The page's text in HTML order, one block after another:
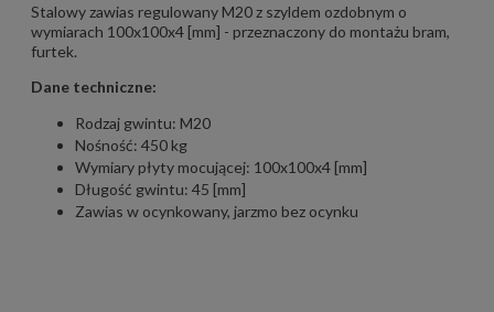
Stalowy zawias regulowany M20 z szyldem ozdobnym o
wymiarach 100x100x4 [mm] - przeznaczony do montażu bram,
furtek.
Dane techniczne:
Rodzaj gwintu: M20
Nośność: 450 kg
Wymiary płyty mocującej: 100x100x4 [mm]
Długość gwintu: 45 [mm]
Zawias w ocynkowany, jarzmo bez ocynku